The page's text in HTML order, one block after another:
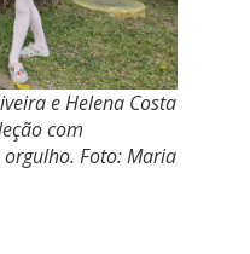
e Helena Costa
com
Foto: Maria